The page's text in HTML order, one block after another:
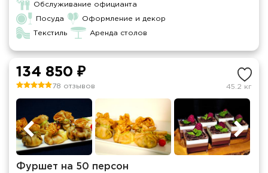
Обслуживание официанта
Посуда Оформление и декор
Текстиль Аренда столов
134 850 ₽
78 отзывов 45.2 кг
Фуршет на 50 персон